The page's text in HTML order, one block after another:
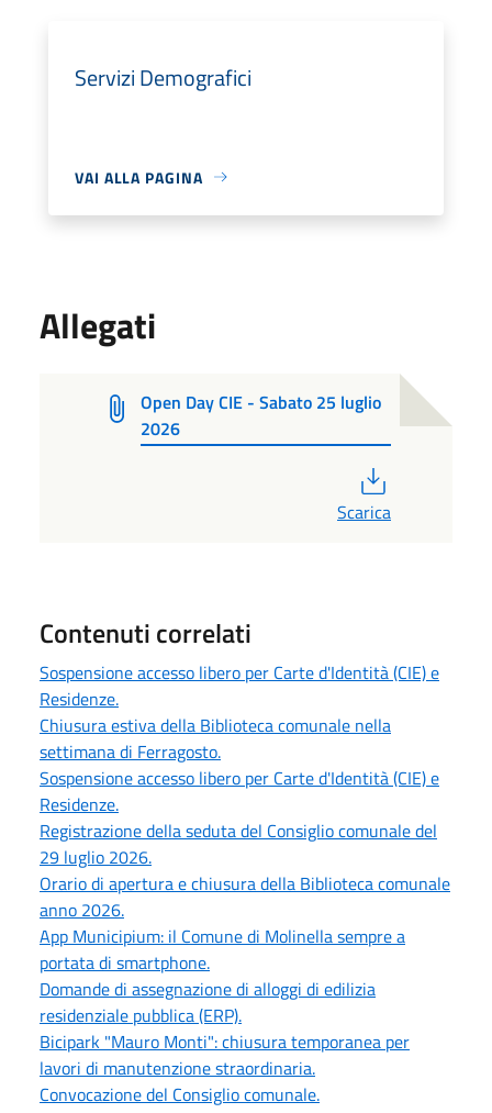
Servizi Demografici
VAI ALLA PAGINA
Allegati
Open Day CIE - Sabato 25 luglio
2026
Scarica
Contenuti correlati
Sospensione accesso libero per Carte d'Identità (CIE) e
Residenze.
Chiusura estiva della Biblioteca comunale nella
settimana di Ferragosto.
Sospensione accesso libero per Carte d'Identità (CIE) e
Residenze.
Registrazione della seduta del Consiglio comunale del
29 luglio 2026.
Orario di apertura e chiusura della Biblioteca comunale
anno 2026.
App Municipium: il Comune di Molinella sempre a
portata di smartphone.
Domande di assegnazione di alloggi di edilizia
residenziale pubblica (ERP).
Bicipark "Mauro Monti": chiusura temporanea per
lavori di manutenzione straordinaria.
Convocazione del Consiglio comunale.